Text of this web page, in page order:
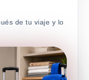
de tu viaje y lo